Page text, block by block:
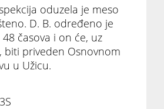
oduzela je meso
D. B. određeno je
časova i on će, uz
biti priveden Osnovnom
u Užicu.